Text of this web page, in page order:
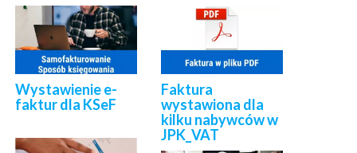
Wystawienie e-
faktur dla KSeF
Faktura
wystawiona dla
kilku nabywców w
JPK_VAT